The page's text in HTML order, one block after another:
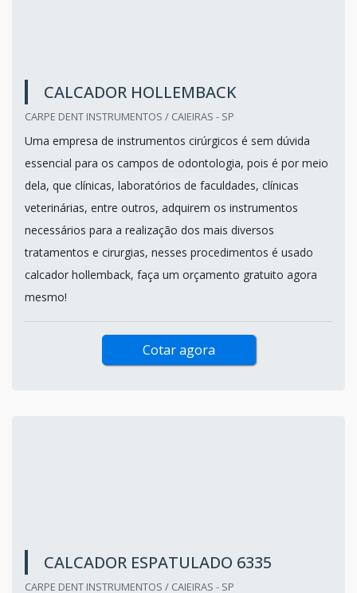
CALCADOR HOLLEMBACK
CARPE DENT INSTRUMENTOS / CAIEIRAS - SP
Uma empresa de instrumentos cirúrgicos é sem dúvida
essencial para os campos de odontologia, pois é por meio
dela, que clínicas, laboratórios de faculdades, clínicas
veterinárias, entre outros, adquirem os instrumentos
necessários para a realização dos mais diversos
tratamentos e cirurgias, nesses procedimentos é usado
calcador hollemback, faça um orçamento gratuito agora
mesmo!
Cotar agora
CALCADOR ESPATULADO 6335
CARPE DENT INSTRUMENTOS / CAIEIRAS - SP